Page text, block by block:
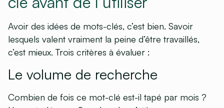
Avoir des idées de mots-clés, c’est bien. Savoir
lesquels valent vraiment la peine d’être travaillés,
c’est mieux. Trois critères à évaluer :
Le volume de recherche
Combien de fois ce mot-clé est-il tapé par mois ?